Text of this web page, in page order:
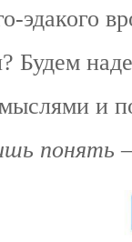
эдакого
Будем
мыслями и
понять